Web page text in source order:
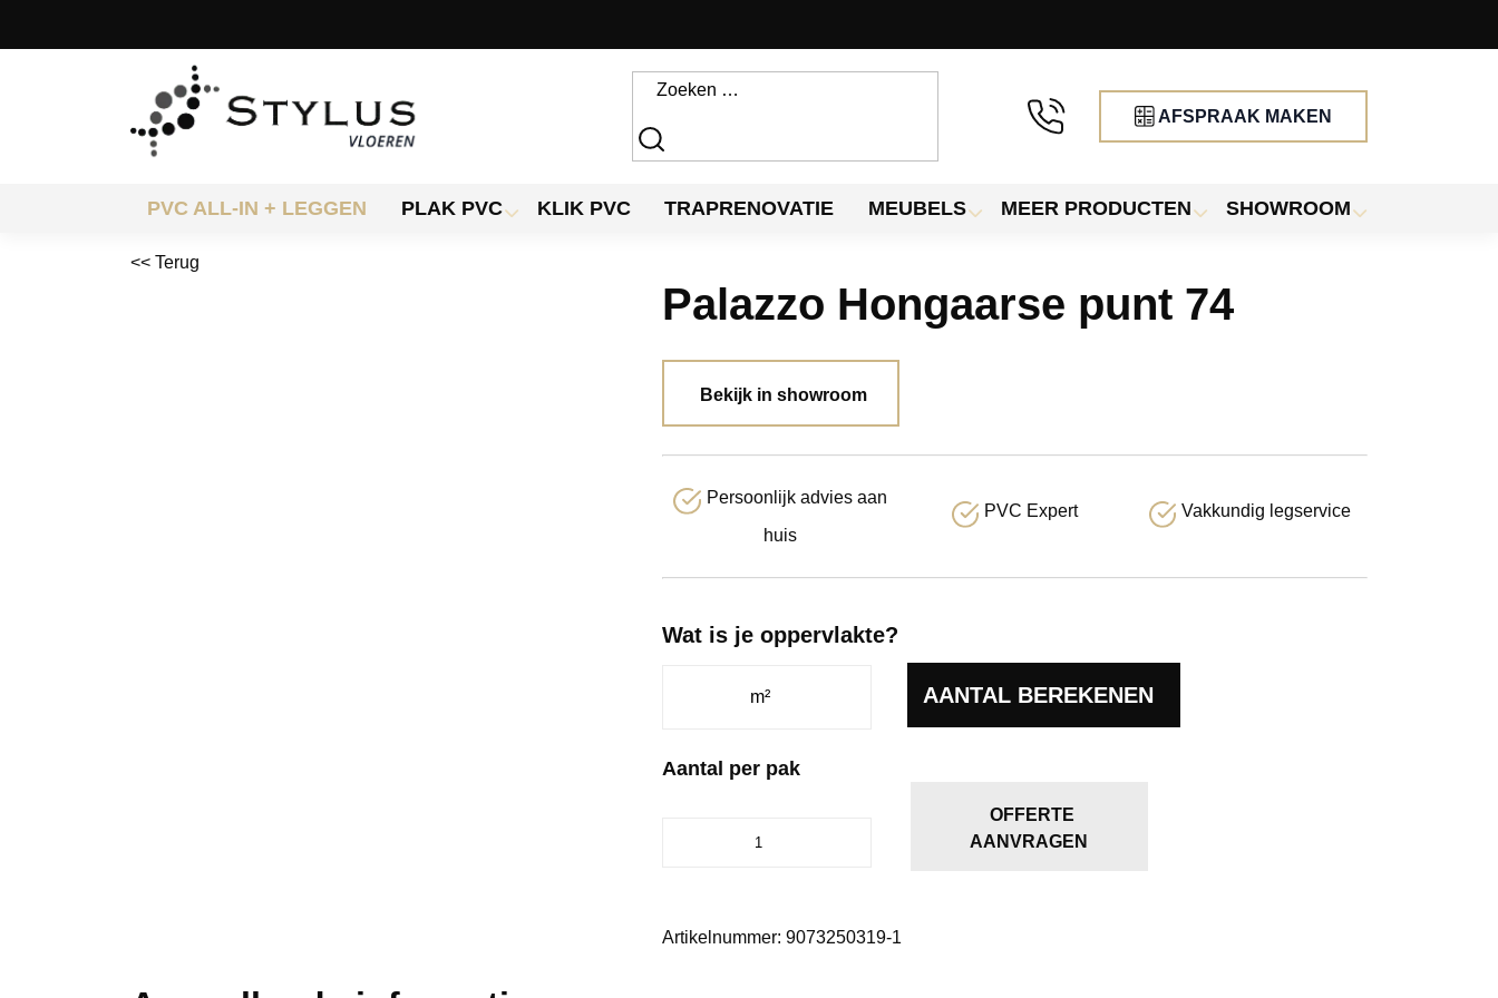
AFSPRAAK MAKEN
PVC ALL-IN + LEGGEN PLAK PVC KLIK PVC TRAPRENOVATIE MEUBELS MEER PRODUCTEN SHOWROOM
<< Terug
Palazzo Hongaarse punt 74
Bekijk in showroom
Persoonlijk advies aan
huis
PVC Expert Vakkundig legservice
Wat is je oppervlakte?
AANTAL BEREKENEN
Aantal per pak
aantal
OFFERTE
AANVRAGEN
Artikelnummer:9073250319-1